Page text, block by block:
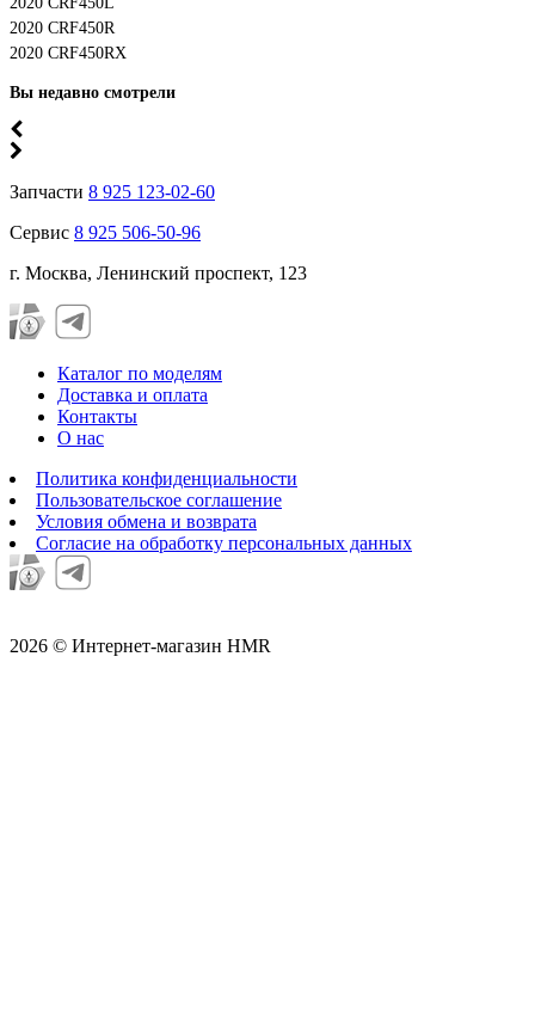
2020 CRF450R
2020 CRF450RX
Вы недавно смотрели
Запчасти 8 925 123-02-60
Сервис 8 925 506-50-96
г. Москва, Ленинский проспект, 123
Каталог по моделям
Доставка и оплата
Контакты
О нас
Политика конфиденциальности
Пользовательское соглашение
Условия обмена и возврата
Согласие на обработку персональных данных
2026 © Интернет-магазин HMR